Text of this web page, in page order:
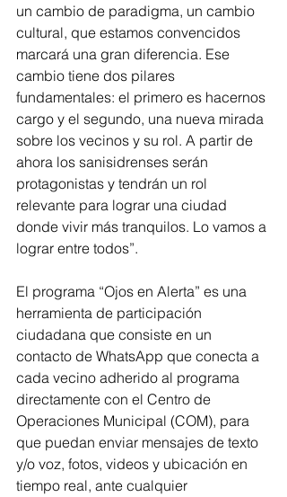
un cambio de paradigma, un cambio
cultural, que estamos convencidos
marcará una gran diferencia. Ese
cambio tiene dos pilares
fundamentales: el primero es hacernos
cargo y el segundo, una nueva mirada
sobre los vecinos y su rol. A partir de
ahora los sanisidrenses serán
protagonistas y tendrán un rol
relevante para lograr una ciudad
donde vivir más tranquilos. Lo vamos a
lograr entre todos”.
El programa “Ojos en Alerta” es una
herramienta de participación
ciudadana que consiste en un
contacto de WhatsApp que conecta a
cada vecino adherido al programa
directamente con el Centro de
Operaciones Municipal (COM), para
que puedan enviar mensajes de texto
y/o voz, fotos, videos y ubicación en
tiempo real, ante cualquier